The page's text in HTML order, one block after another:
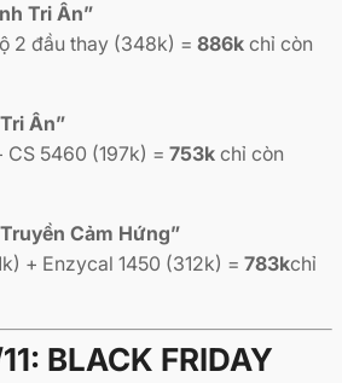
Tri Ân”
2 đầu thay (348k) = 886k chỉ còn
Ân”
CS 5460 (197k) = 753k chỉ còn
Cảm Hứng”
+ Enzycal 1450 (312k) = 783kchỉ
BLACK FRIDAY